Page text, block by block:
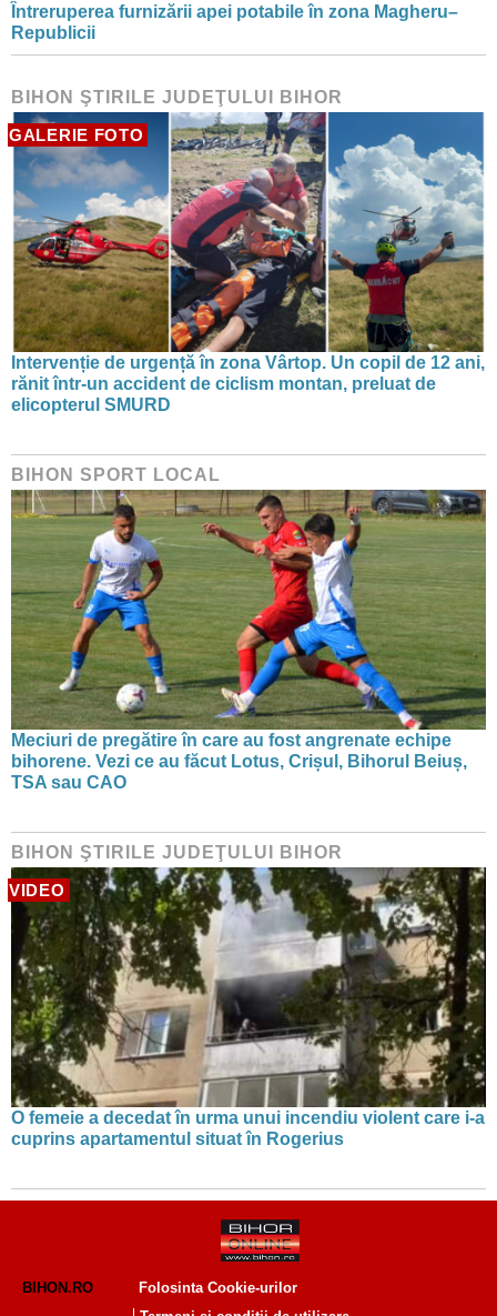
Întreruperea furnizării apei potabile în zona Magheru–
Republicii
BIHON ŞTIRILE JUDEŢULUI BIHOR
GALERIE FOTO
Intervenție de urgență în zona Vârtop. Un copil de 12 ani,
rănit într-un accident de ciclism montan, preluat de
elicopterul SMURD
BIHON SPORT LOCAL
Meciuri de pregătire în care au fost angrenate echipe
bihorene. Vezi ce au făcut Lotus, Crișul, Bihorul Beiuș,
TSA sau CAO
BIHON ŞTIRILE JUDEŢULUI BIHOR
VIDEO
O femeie a decedat în urma unui incendiu violent care i-a
cuprins apartamentul situat în Rogerius
BIHON.RO
Folosinta Cookie-urilor